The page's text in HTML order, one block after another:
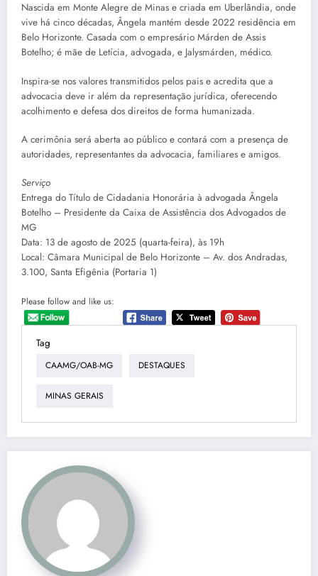
Nascida em Monte Alegre de Minas e criada em Uberlândia, onde
vive há cinco décadas, Ângela mantém desde 2022 residência em
Belo Horizonte. Casada com o empresário Márden de Assis
Botelho; é mãe de Letícia, advogada, e Jalysmárden, médico.
Inspira-se nos valores transmitidos pelos pais e acredita que a
advocacia deve ir além da representação jurídica, oferecendo
acolhimento e defesa dos direitos de forma humanizada.
A cerimônia será aberta ao público e contará com a presença de
autoridades, representantes da advocacia, familiares e amigos.
Serviço
Entrega do Título de Cidadania Honorária à advogada Ângela
Botelho – Presidente da Caixa de Assistência dos Advogados de
MG
Data: 13 de agosto de 2025 (quarta-feira), às 19h
Local: Câmara Municipal de Belo Horizonte – Av. dos Andradas,
3.100, Santa Efigênia (Portaria 1)
Please follow and like us:
Tag
CAAMG/OAB-MG DESTAQUES
MINAS GERAIS